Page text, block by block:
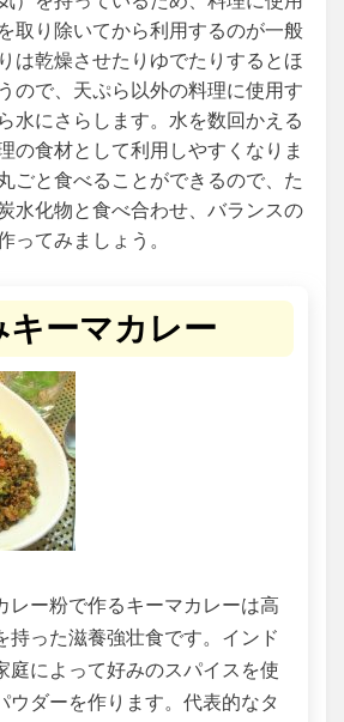
取り除いてから利用するのが一般
は乾燥させたりゆでたりするとほ
ので、天ぷら以外の料理に使用す
水にさらします。水を数回かえる
の食材として利用しやすくなりま
ごと食べることができるので、た
水化物と食べ合わせ、バランスの
ってみましょう。
キーマカレー
レー粉で作るキーマカレーは高
持った滋養強壮食です。インド
庭によって好みのスパイスを使
ウダーを作ります。代表的なタ